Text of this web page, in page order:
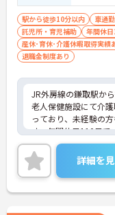
駅から徒歩10分以内 車通
託児所・育児補助
年間休
産休･育休･介護休暇取得実績
退職金制度あり
JR外房線の鎌取駅か
老人保健施設にて介
っており、未経験の
す。年間休日110日で
です。子育て理解の
ローしていくことがで
で、コンビニや商業
終わりに買い物にも
ご興味のある方はお
詳細を